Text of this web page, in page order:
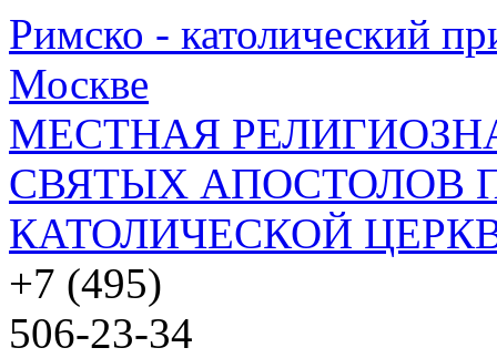
Римско - католический
Москве
МЕСТНАЯ
СВЯТЫХ АПОСТОЛОВ
КАТОЛИЧЕСКОЙ
+7 (495)
506-23-34